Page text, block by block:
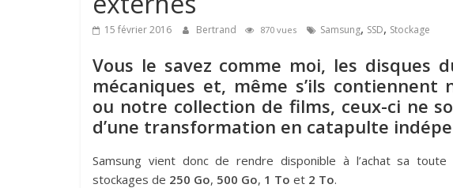
15 février 2016 Bertrand 870 vues Samsung, SSD, Stockage
Vous le savez comme moi, les disques
mécaniques et, même s’ils contiennent
ou notre collection de films, ceux-ci ne
d’une transformation en catapulte
Samsung vient donc de rendre disponible à l’achat sa toute
stockages de 250 Go, 500 Go, 1 To et 2 To.